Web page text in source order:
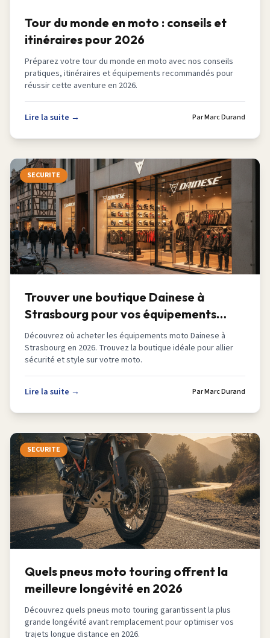
Tour du monde en moto : conseils et
itinéraires pour 2026
Préparez votre tour du monde en moto avec nos conseils
pratiques, itinéraires et équipements recommandés pour
réussir cette aventure en 2026.
Lire la suite → ParMarc Durand
SECURITE
Trouver une boutique Dainese à
Strasbourg pour vos équipements
moto en 2026
Découvrez où acheter les équipements moto Dainese à
Strasbourg en 2026. Trouvez la boutique idéale pour allier
sécurité et style sur votre moto.
Lire la suite → ParMarc Durand
SECURITE
Quels pneus moto touring offrent la
meilleure longévité en 2026
Découvrez quels pneus moto touring garantissent la plus
grande longévité avant remplacement pour optimiser vos
trajets longue distance en 2026.